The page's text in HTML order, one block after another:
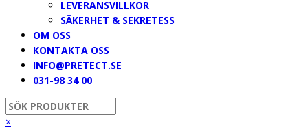
LEVERANSVILLKOR
SÄKERHET & SEKRETESS
OM OSS
KONTAKTA OSS
INFO@PRETECT.SE
031-98 34 00
×